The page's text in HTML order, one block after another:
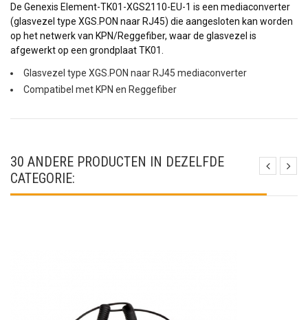
De Genexis Element-TK01-XGS2110-EU-1 is een mediaconverter
(glasvezel type XGS.PON naar RJ45) die aangesloten kan worden
op het netwerk van KPN/Reggefiber, waar de glasvezel is
afgewerkt op een grondplaat TK01.
Glasvezel type XGS.PON naar RJ45 mediaconverter
Compatibel met KPN en Reggefiber
30 ANDERE PRODUCTEN IN DEZELFDE
CATEGORIE: